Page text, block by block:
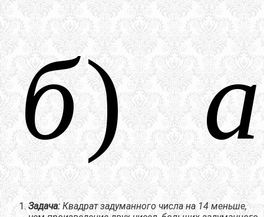
Задача: Квадрат задуманного числа на 14 меньше,